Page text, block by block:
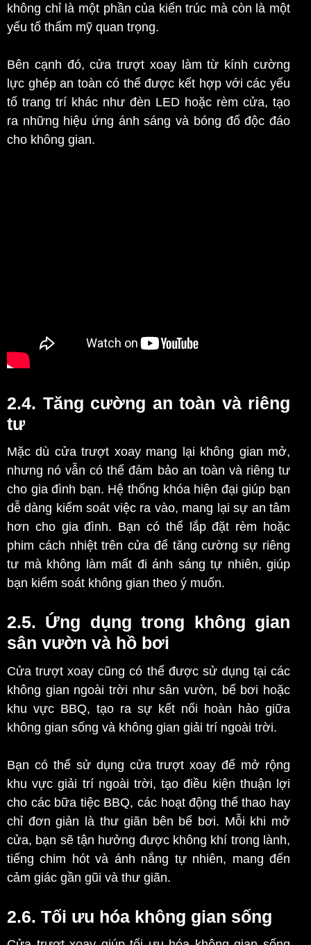
không chỉ là một phần của kiến trúc mà còn là một
yếu tố thẩm mỹ quan trọng.
Bên cạnh đó, cửa trượt xoay làm từ kính cường
lực ghép an toàn có thể được kết hợp với các yếu
tố trang trí khác như đèn LED hoặc rèm cửa, tạo
ra những hiệu ứng ánh sáng và bóng đổ độc đáo
cho không gian.
2.4. Tăng cường an toàn và riêng
tư
Mặc dù cửa trượt xoay mang lại không gian mở,
nhưng nó vẫn có thể đảm bảo an toàn và riêng tư
cho gia đình bạn. Hệ thống khóa hiện đại giúp bạn
dễ dàng kiểm soát việc ra vào, mang lại sự an tâm
hơn cho gia đình. Bạn có thể lắp đặt rèm hoặc
phim cách nhiệt trên cửa để tăng cường sự riêng
tư mà không làm mất đi ánh sáng tự nhiên, giúp
bạn kiểm soát không gian theo ý muốn.
2.5. Ứng dụng trong không gian
sân vườn và hồ bơi
Cửa trượt xoay cũng có thể được sử dụng tại các
không gian ngoài trời như sân vườn, bể bơi hoặc
khu vực BBQ, tạo ra sự kết nối hoàn hảo giữa
không gian sống và không gian giải trí ngoài trời.
Bạn có thể sử dụng cửa trượt xoay để mở rộng
khu vực giải trí ngoài trời, tạo điều kiện thuận lợi
cho các bữa tiệc BBQ, các hoạt động thể thao hay
chỉ đơn giản là thư giãn bên bể bơi. Mỗi khi mở
cửa, bạn sẽ tận hưởng được không khí trong lành,
tiếng chim hót và ánh nắng tự nhiên, mang đến
cảm giác gần gũi và thư giãn.
2.6. Tối ưu hóa không gian sống